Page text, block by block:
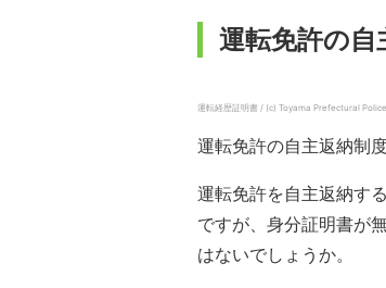
運転免許の
運転経歴証明書 / (c) Toyama Prefectural Police
運転免許の自主返納制
運転免許を自主返納す
ですが、身分証明書が
はないでしょうか。